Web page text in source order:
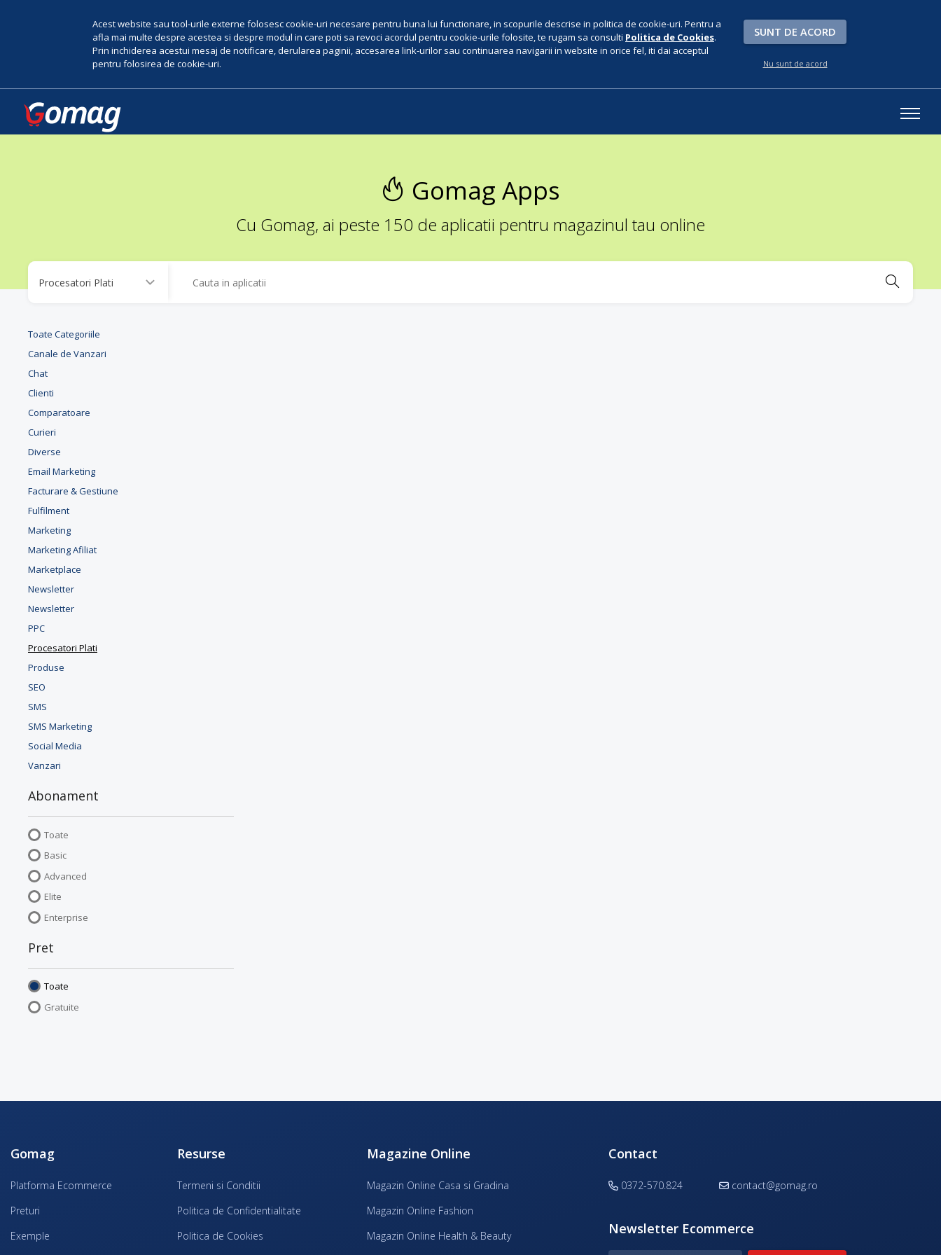
Acest website sau tool-urile externe folosesc cookie-uri necesare pentru buna lui functionare, in scopurile descrise in politica de cookie-uri. Pentru a
afla mai multe despre acestea si despre modul in care poti sa revoci acordul pentru cookie-urile folosite, te rugam sa consulti Politica de Cookies.
Prin inchiderea acestui mesaj de notificare, derularea paginii, accesarea link-urilor sau continuarea navigarii in website in orice fel, iti dai acceptul
pentru folosirea de cookie-uri.
SUNT DE ACORD
Nu sunt de acord
Gomag Apps
Cu Gomag, ai peste 150 de aplicatii pentru magazinul tau online
Toate Categoriile
Canale de Vanzari
Chat
Clienti
Comparatoare
Curieri
Diverse
Email Marketing
Facturare & Gestiune
Fulfilment
Marketing
Marketing Afiliat
Marketplace
Newsletter
Newsletter
PPC
Procesatori Plati
Produse
SEO
SMS
SMS Marketing
Social Media
Vanzari
Abonament
Toate
Basic
Advanced
Elite
Enterprise
Pret
Toate
Gratuite
Gomag
Platforma Ecommerce
Preturi
Exemple
Resurse
Termeni si Conditii
Politica de Confidentialitate
Politica de Cookies
Magazine Online
Magazin Online Casa si Gradina
Magazin Online Fashion
Magazin Online Health & Beauty
Contact
0372-570.824 contact@gomag.ro
Newsletter Ecommerce